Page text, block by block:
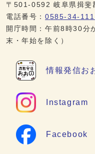
〒501-0592 岐阜県揖斐
電話番号： 0585-34-
開庁時間：午前8時30分
末・年始を除く）
情報発信お
Instagram
Facebook